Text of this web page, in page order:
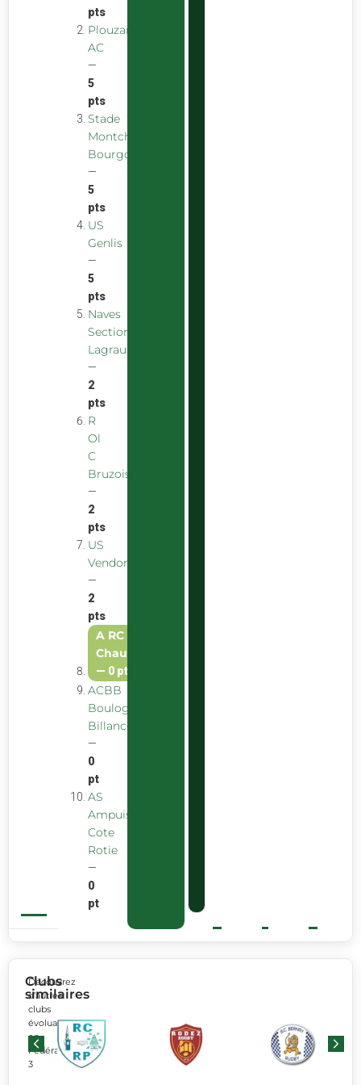
pts
Plouzane
AC
—
5
pts
Stade
Montchaninois
Bourgogne
—
5
pts
US
Genlis
—
5
pts
Naves
Section
Lagraulière
—
2
pts
R
Ol
C
Bruzois
—
2
pts
US
Vendomoise
—
2
pts
A RC
Chauray
— 0 pt
ACBB
Boulogne
Billancourt
—
0
pt
AS
Ampuis
Cote
Rotie
—
0
pt
Clubs
similaires
Découvrez
d’autres
clubs
évoluant
en
Fédérale
3